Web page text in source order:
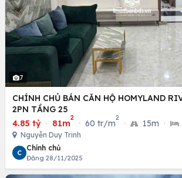
7
CHÍNH CHỦ BÁN CĂN HỘ HOMYLAND
2PN TẦNG 25
4.85 tỷ · 81m
2
· 60 tr/m
2
· 15m ·
Nguyễn Duy Trinh
C
Chính chủ
Đăng 28/11/2025